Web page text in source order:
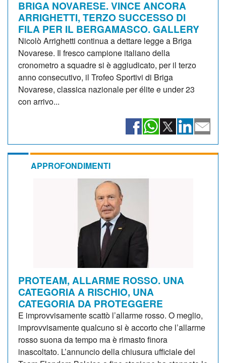
BRIGA NOVARESE. VINCE ANCORA
ARRIGHETTI, TERZO SUCCESSO DI
FILA PER IL BERGAMASCO. GALLERY
Nicolò Arrighetti continua a dettare legge a Briga
Novarese. Il fresco campione italiano della
cronometro a squadre si è aggiudicato, per il terzo
anno consecutivo, il Trofeo Sportivi di Briga
Novarese, classica nazionale per élite e under 23
con arrivo...
APPROFONDIMENTI
PROTEAM, ALLARME ROSSO. UNA
CATEGORIA A RISCHIO, UNA
CATEGORIA DA PROTEGGERE
E improvvisamente scattò l’allarme rosso. O meglio,
improvvisamente qualcuno si è accorto che l’allarme
rosso suona da tempo ma è rimasto finora
inascoltato. L’annuncio della chiusura ufficiale del